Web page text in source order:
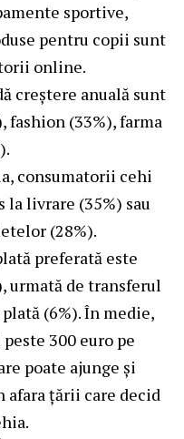
sportive,
pentru copii sunt
online.
creștere anuală sunt
fashion (33%), farma
consumatorii cehi
la livrare (35%) sau
(28%).
preferată este
urmată de transferul
(6%). În medie,
300 euro pe
poate ajunge și
afara țării care decid